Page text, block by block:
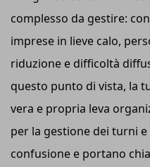
complesso da gestire:
imprese in lieve calo,
riduzione e difficoltà
questo punto di vista, la
vera e propria leva
per la gestione dei turni
confusione e portano